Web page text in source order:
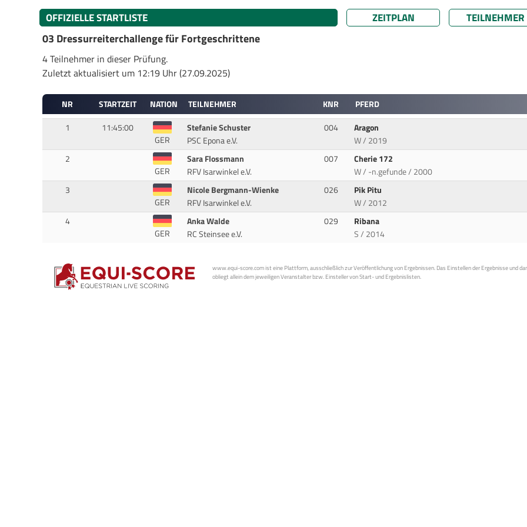
OFFIZIELLE STARTLISTE ZEITPLAN TEILNEHMER
03 Dressurreiterchallenge für Fortgeschrittene
4 Teilnehmer in dieser Prüfung.
Zuletzt aktualisiert um 12:19 Uhr (27.09.2025)
NR STARTZEIT NATION TEILNEHMER KNR
PFERD
1
11:45:00
GER
Stefanie Schuster
PSC Epona e.V.
004
Aragon
W / 2019
2
GER
Sara Flossmann
RFV Isarwinkel e.V.
007
Cherie 172
W / -n.gefunde / 2000
3
GER
Nicole Bergmann-Wienke
RFV Isarwinkel e.V.
026
Pik Pitu
W / 2012
4
GER
Anka Walde
RC Steinsee e.V.
029
Ribana
S / 2014
www.equi-score.com ist eine Plattform, ausschließlich zur Veröffentlichung von Ergebnissen. Das Einstellen der Ergebnisse und
obliegt allein dem jeweiligen Veranstalter bzw. Einsteller von Start- und Ergebnislisten.